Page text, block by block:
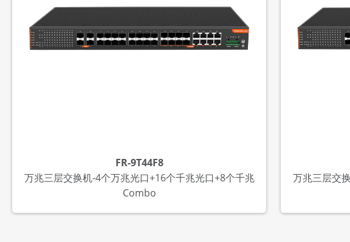
FR-9T44F8
万兆三层交换机-4个万兆光口+16个千兆光口+8个千兆
Combo
万兆三层交